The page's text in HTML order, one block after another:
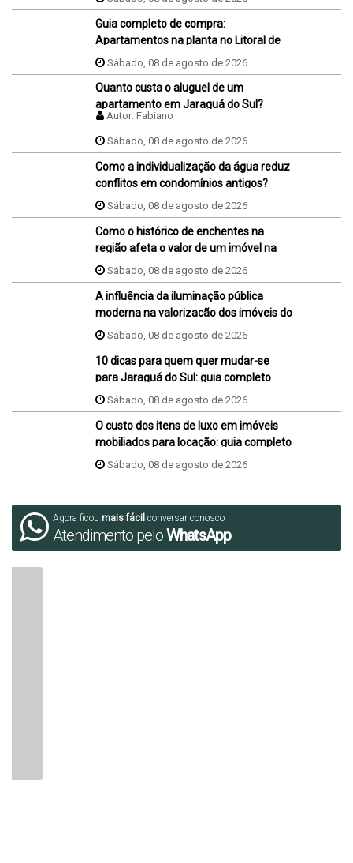
Guia completo de compra:
Apartamentos na planta no Litoral de
SCSábado, 08 de agosto de 2026
Quanto custa o aluguel de um
apartamento em Jaraguá do Sul?
Autor: Fabiano
Sábado, 08 de agosto de 2026
Como a individualização da água reduz
conflitos em condomínios antigos?
Sábado, 08 de agosto de 2026
Como o histórico de enchentes na
região afeta o valor de um imóvel na
hora da venda ou da compra?
Sábado, 08 de agosto de 2026
A influência da iluminação pública
moderna na valorização dos imóveis do
bairroSábado, 08 de agosto de 2026
10 dicas para quem quer mudar-se
para Jaraguá do Sul: guia completo
Sábado, 08 de agosto de 2026
O custo dos itens de luxo em imóveis
mobiliados para locação: guia completo
Sábado, 08 de agosto de 2026
Agora ficou mais fácil conversar conosco
Atendimento peloWhatsApp